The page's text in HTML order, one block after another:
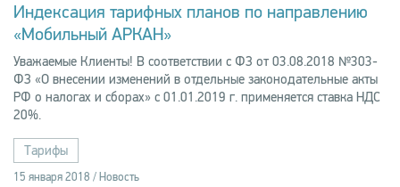
Индексация тарифных планов по направлению
«Мобильный АРКАН»
Уважаемые Клиенты! В соответствии с ФЗ от 03.08.2018 №303-
ФЗ «О внесении изменений в отдельные законодательные акты
РФ о налогах и сборах» с 01.01.2019 г. применяется ставка НДС
20%.
Тарифы
15 января 2018 / Новость